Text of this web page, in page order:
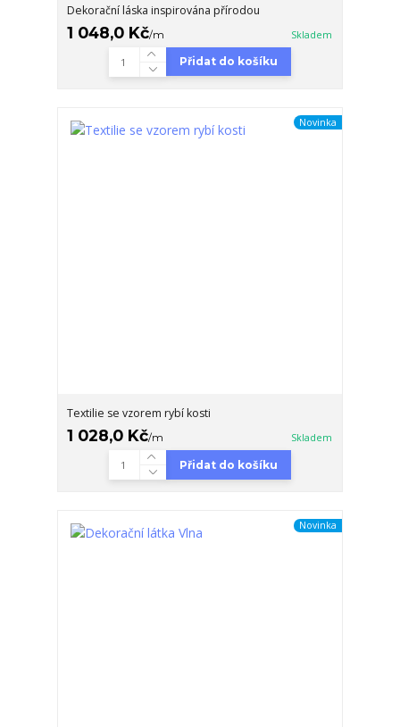
Dekorační láska inspirována přírodou
1 048,0 Kč/m Skladem
Přidat do košíku
Novinka
Textilie se vzorem rybí kosti
1 028,0 Kč/m Skladem
Přidat do košíku
Novinka